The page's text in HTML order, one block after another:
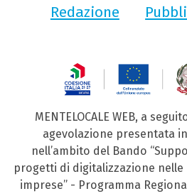
Redazione
MENTELOCALE WEB, a
agevolazione presentata
nell’ambito del Bando
progetti di digitalizzazione nelle
imprese” - Programma